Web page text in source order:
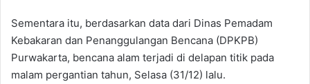
Sementara itu, berdasarkan data dari Dinas Pemadam
Kebakaran dan Penanggulangan Bencana (DPKPB)
Purwakarta, bencana alam terjadi di delapan titik pada
malam pergantian tahun, Selasa (31/12) lalu.